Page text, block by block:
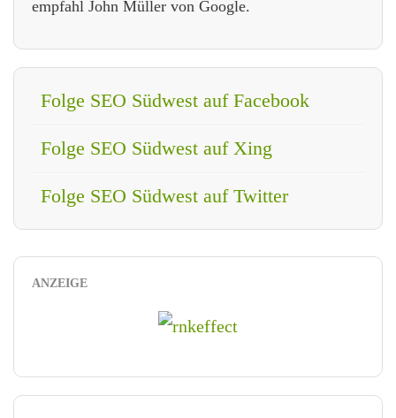
empfahl John Müller von Google.
Folge SEO Südwest auf Facebook
Folge SEO Südwest auf Xing
Folge SEO Südwest auf Twitter
ANZEIGE